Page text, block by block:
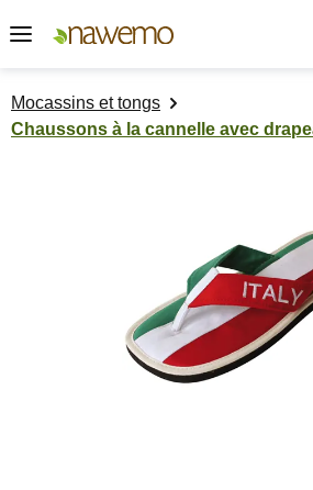
Passer au contenu principal
Mocassins et tongs
Chaussons à la cannelle avec